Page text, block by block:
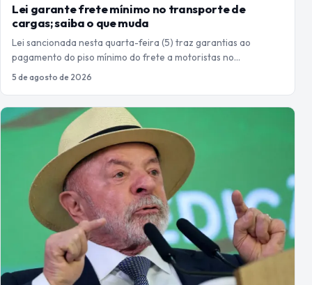
Lei garante frete mínimo no transporte de
cargas; saiba o que muda
Lei sancionada nesta quarta-feira (5) traz garantias ao
pagamento do piso mínimo do frete a motoristas no…
5 de agosto de 2026